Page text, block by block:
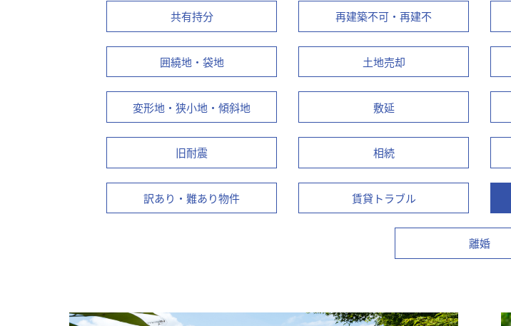
共有持分 再建築不可・再建不
囲繞地・袋地 土地売却
変形地・狭小地・傾斜地 敷延
旧耐震 相続
訳あり・難あり物件 賃貸トラブル
離婚